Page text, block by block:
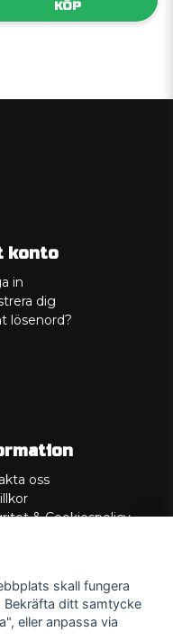
KÖP
konto
in
dig
lösenord?
oss
& Cookiespolicy
Garanti
skall fungera
Bekräfta ditt samtycke
eller anpassa via